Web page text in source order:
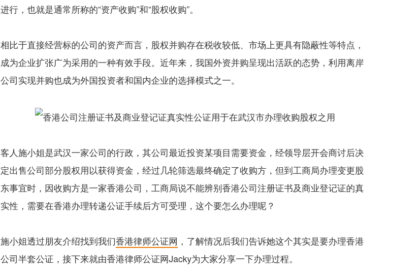
进行，也就是通常所称的“资产收购”和“股权收购”。
相比于直接经营标的公司的资产而言，股权并购存在税收较低、市场上更具有隐蔽性等特点，
成为企业扩张广为采用的一种有效手段。近年来，我国外资并购呈现出活跃的态势，利用离岸
公司实现并购也成为外国投资者和国内企业的选择模式之一。
客人施小姐是武汉一家公司的行政，其公司最近投资某项目需要资金，经领导层开会商讨后决
定出售公司部分股权用以获得资金，经过几轮筛选最终确定了收购方，但到工商局办理变更股
东事宜时，因收购方是一家香港公司，工商局说不能辨别香港公司注册证书及商业登记证的真
实性，需要在香港办理转递公证手续后方可受理，这个要怎么办理呢？
施小姐透过朋友介绍找到我们香港律师公证网 ，了解情况后我们告诉她这个其实是要办理香港
公司半套公证，接下来就由香港律师公证网Jacky为大家分享一下办理过程。